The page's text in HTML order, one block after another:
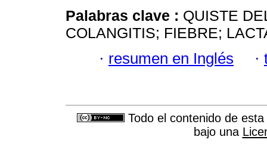
Palabras clave : QUISTE
COLANGITIS; FIEBRE;
· resumen en Inglés ·
Todo el contenido de
bajo una